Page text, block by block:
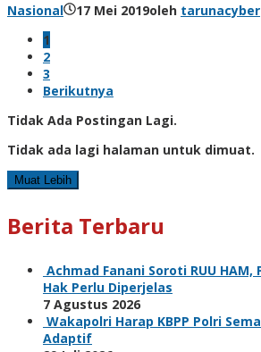
Nasional
17 Mei 2019oleh tarunacyber
1
2
3
Berikutnya
Tidak Ada Postingan Lagi.
Tidak ada lagi halaman untuk dimuat.
Muat Lebih
Berita Terbaru
Achmad Fanani Soroti RUU
Hak Perlu Diperjelas
7 Agustus 2026
Wakapolri Harap KBPP Polri
Adaptif